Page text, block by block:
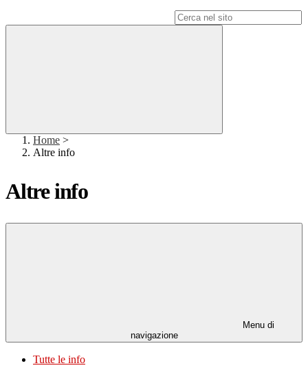
Home >
Altre info
Altre info
Menu di
navigazione
Tutte le info